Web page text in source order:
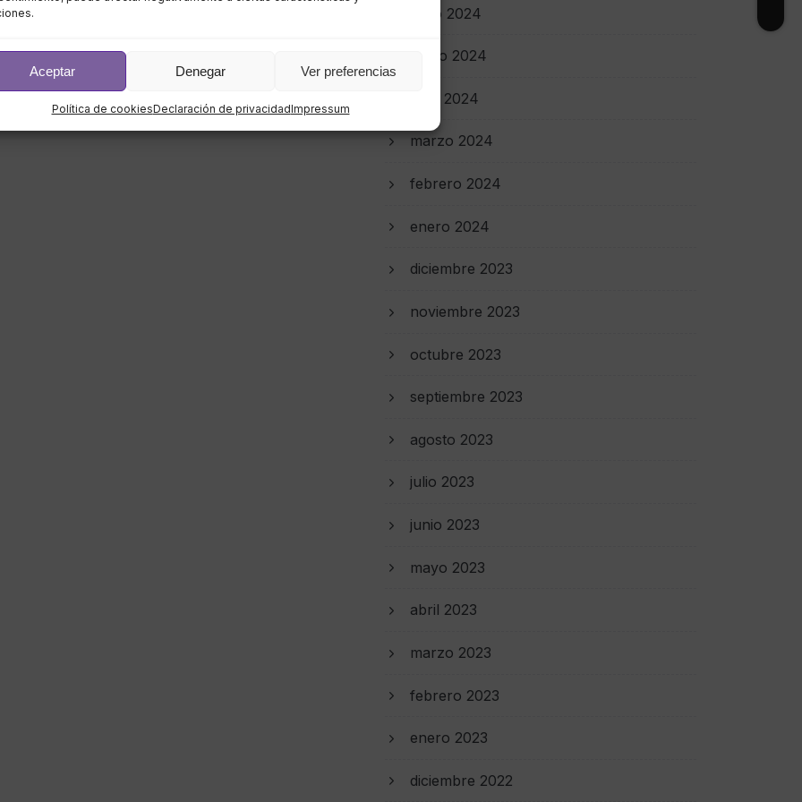
Aceptar Denegar Ver preferencias
Política de cookiesDeclaración de privacidadImpressum
junio 2024
mayo 2024
abril 2024
marzo 2024
febrero 2024
enero 2024
diciembre 2023
noviembre 2023
octubre 2023
septiembre 2023
agosto 2023
julio 2023
junio 2023
mayo 2023
abril 2023
marzo 2023
febrero 2023
enero 2023
diciembre 2022